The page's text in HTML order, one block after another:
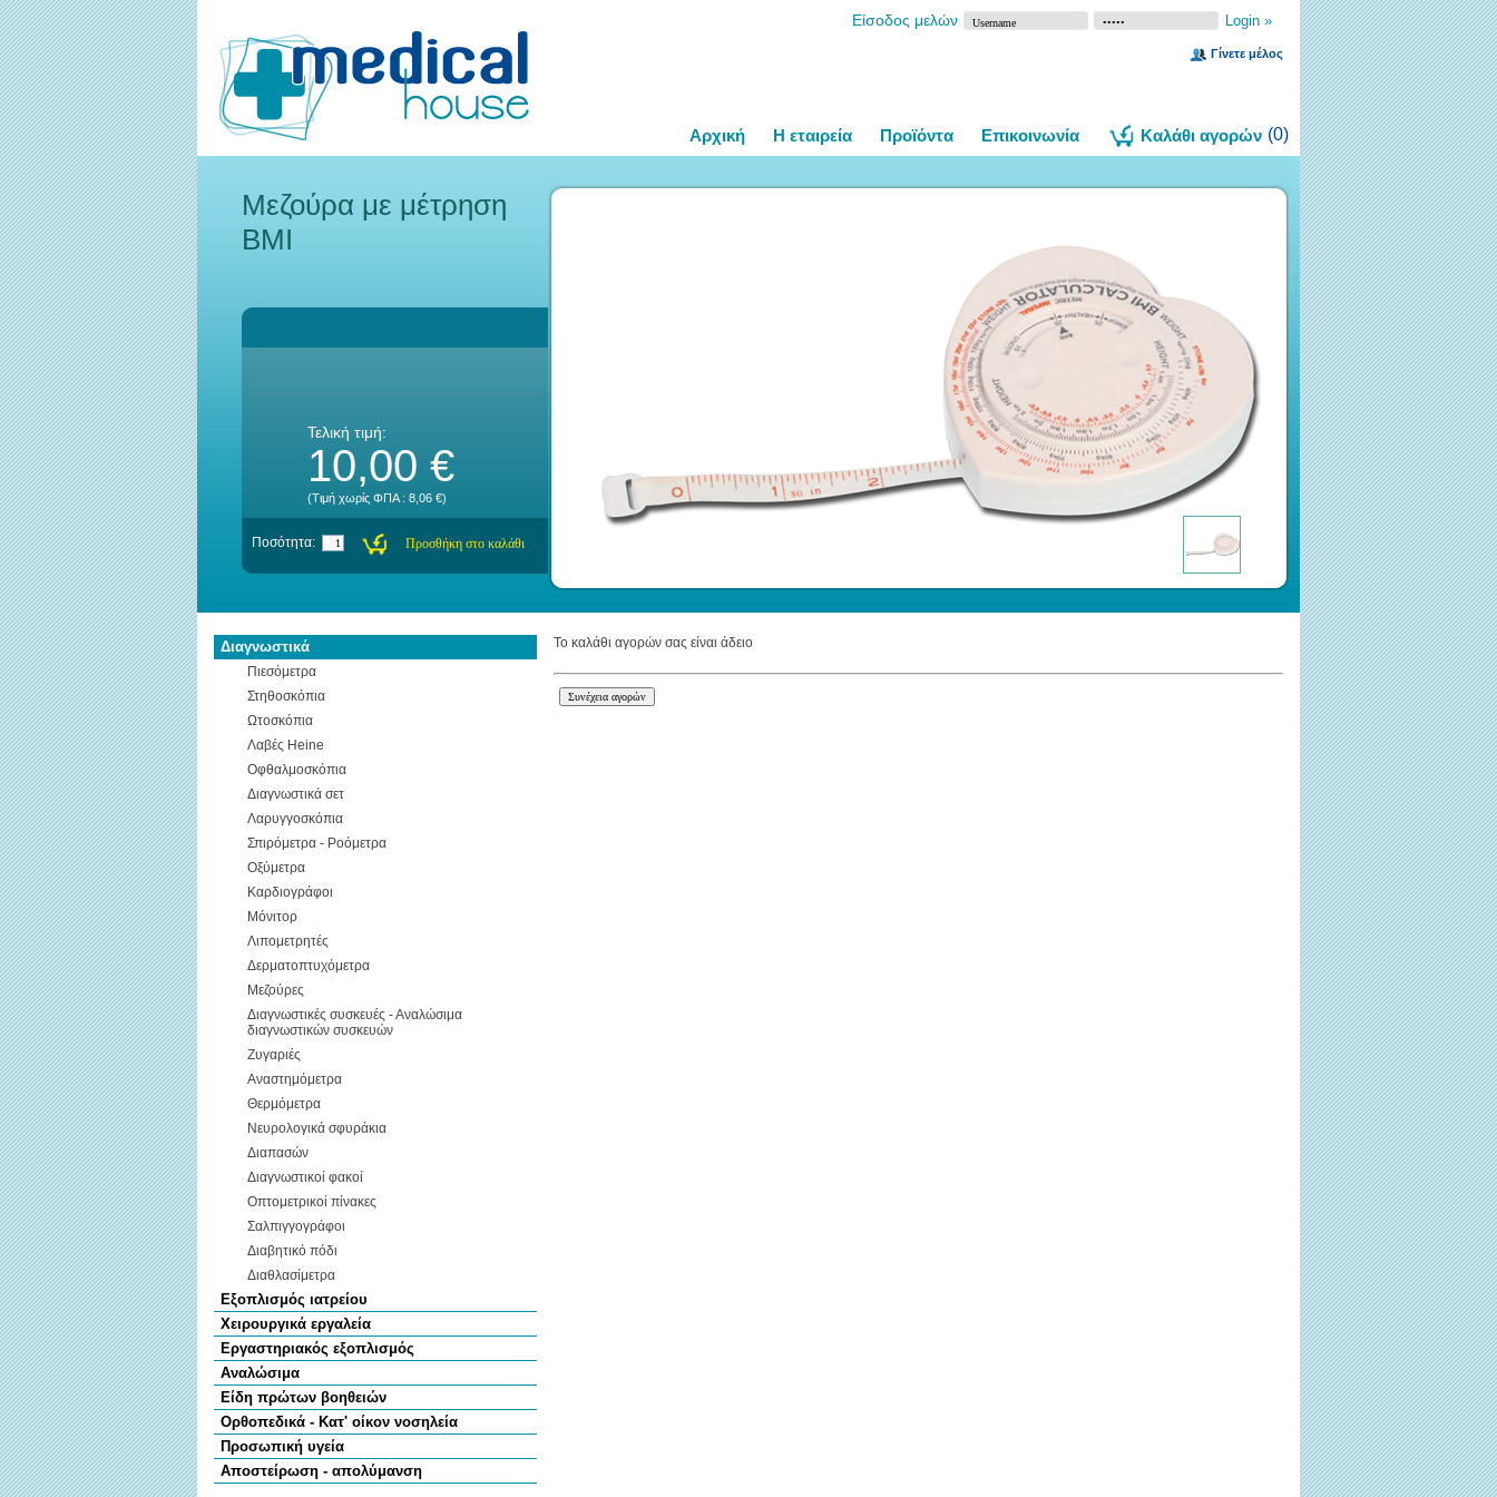
Είσοδος μελών
Γίνετε μέλος
Αρχική Η εταιρεία Προϊόντα Επικοινωνία Καλάθι αγορών (0)
Μεζούρα με μέτρηση
BMI
Τελική τιμή:
10,00 €
(Τιμή χωρίς ΦΠΑ : 8,06 €)
Ποσότητα:
Διαγνωστικά
Πιεσόμετρα
Στηθοσκόπια
Ωτοσκόπια
Λαβές Heine
Οφθαλμοσκόπια
Διαγνωστικά σετ
Λαρυγγοσκόπια
Σπιρόμετρα - Ροόμετρα
Οξύμετρα
Καρδιογράφοι
Μόνιτορ
Λιπομετρητές
Δερματοπτυχόμετρα
Μεζούρες
Διαγνωστικές συσκευές - Αναλώσιμα
διαγνωστικών συσκευών
Ζυγαριές
Αναστημόμετρα
Θερμόμετρα
Νευρολογικά σφυράκια
Διαπασών
Διαγνωστικοί φακοί
Οπτομετρικοί πίνακες
Σαλπιγγογράφοι
Διαβητικό πόδι
Διαθλασίμετρα
Εξοπλισμός ιατρείου
Χειρουργικά εργαλεία
Εργαστηριακός εξοπλισμός
Αναλώσιμα
Είδη πρώτων βοηθειών
Ορθοπεδικά - Κατ' οίκον νοσηλεία
Προσωπική υγεία
Αποστείρωση - απολύμανση
Το καλάθι αγορών σας είναι άδειο